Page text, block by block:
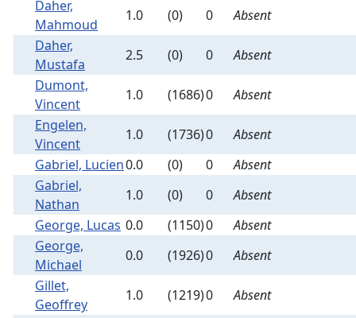
Daher,
Mahmoud
1.0 (0) 0
Absent
Daher,
Mustafa
2.5 (0) 0
Absent
Dumont,
Vincent
1.0 (1686)0
Absent
Engelen,
Vincent
1.0 (1736)0
Absent
Gabriel, Lucien0.0 (0) 0
Absent
Gabriel,
Nathan
1.0 (0) 0
Absent
George, Lucas 0.0 (1150)0
Absent
George,
Michael
0.0 (1926)0
Absent
Gillet,
Geoffrey
1.0 (1219)0
Absent